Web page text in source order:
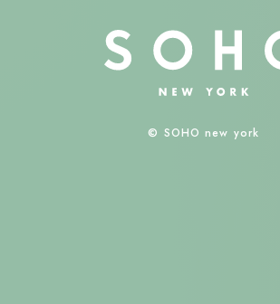
© SOHO new york